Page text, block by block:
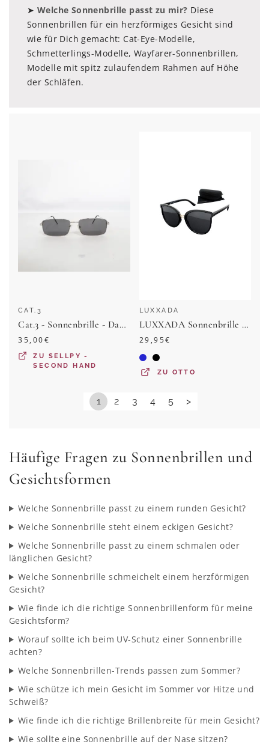
➤ Welche Sonnenbrille passt zu mir? Diese
Sonnenbrillen für ein herzförmiges Gesicht sind
wie für Dich gemacht: Cat-Eye-Modelle,
Schmetterlings-Modelle, Wayfarer-Sonnenbrillen,
Modelle mit spitz zulaufendem Rahmen auf Höhe
der Schläfen.
CAT.3
Cat.3 - Sonnenbrille - Damen - Silber
35,00€
ZU SELLPY -
SECOND HAND
LUXXADA
LUXXADA Sonnenbrille Damen Cat-Eye Markenbrille mit Oversize Gläser UV400 (inkl. Brillenbox und Brillenbeutel) Große Katzenaugen Linsen Getönt oder Verspiegelt
29,95€
ZU OTTO
1 2 3 4 5 >
Häufige Fragen zu Sonnenbrillen und
Gesichtsformen
Welche Sonnenbrille passt zu einem runden Gesicht?
Welche Sonnenbrille steht einem eckigen Gesicht?
Welche Sonnenbrille passt zu einem schmalen oder
länglichen Gesicht?
Welche Sonnenbrille schmeichelt einem herzförmigen
Gesicht?
Wie finde ich die richtige Sonnenbrillenform für meine
Gesichtsform?
Worauf sollte ich beim UV-Schutz einer Sonnenbrille
achten?
Welche Sonnenbrillen-Trends passen zum Sommer?
Wie schütze ich mein Gesicht im Sommer vor Hitze und
Schweiß?
Wie finde ich die richtige Brillenbreite für mein Gesicht?
Wie sollte eine Sonnenbrille auf der Nase sitzen?